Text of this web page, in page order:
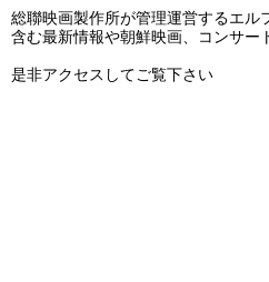
総聯映画製作所が管理運営するエル
含む最新情報や朝鮮映画、コンサー
是非アクセスしてご覧下さい